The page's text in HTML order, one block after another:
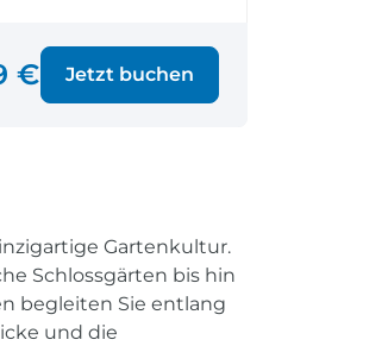
€ Jetzt buchen
Gartenkultur.
Schlossgärten bis hin
begleiten Sie entlang
und die